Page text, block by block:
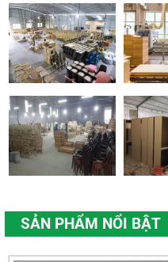
SẢN PHẨM NỔI BẬT